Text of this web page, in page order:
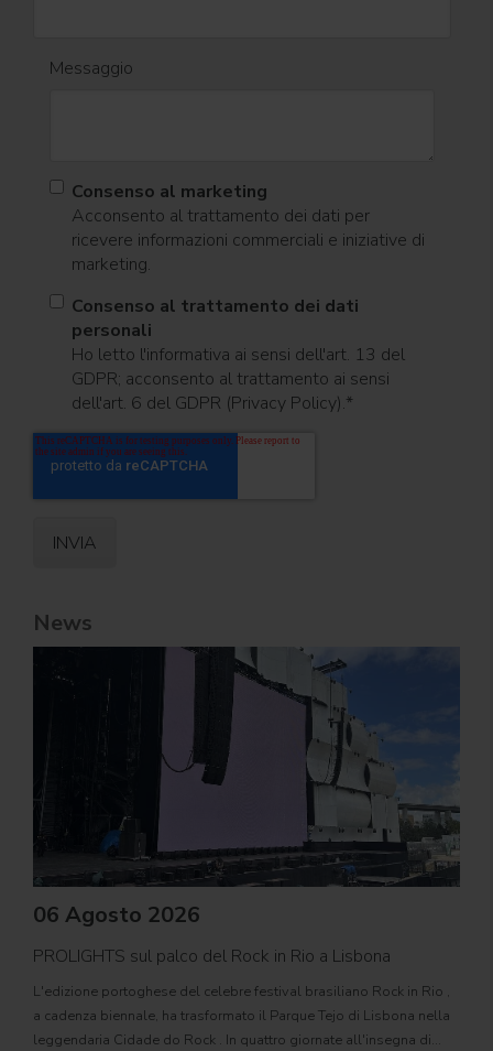
Messaggio
Consenso al marketing
Acconsento al trattamento dei dati per
ricevere informazioni commerciali e iniziative di
marketing.
Consenso al trattamento dei dati
personali
Ho letto l'informativa ai sensi dell'art. 13 del
GDPR; acconsento al trattamento ai sensi
dell'art. 6 del GDPR (Privacy Policy).*
News
06 Agosto 2026
PROLIGHTS sul palco del Rock in Rio a Lisbona
L'edizione portoghese del celebre festival brasiliano Rock in Rio ,
a cadenza biennale, ha trasformato il Parque Tejo di Lisbona nella
leggendaria Cidade do Rock . In quattro giornate all'insegna di